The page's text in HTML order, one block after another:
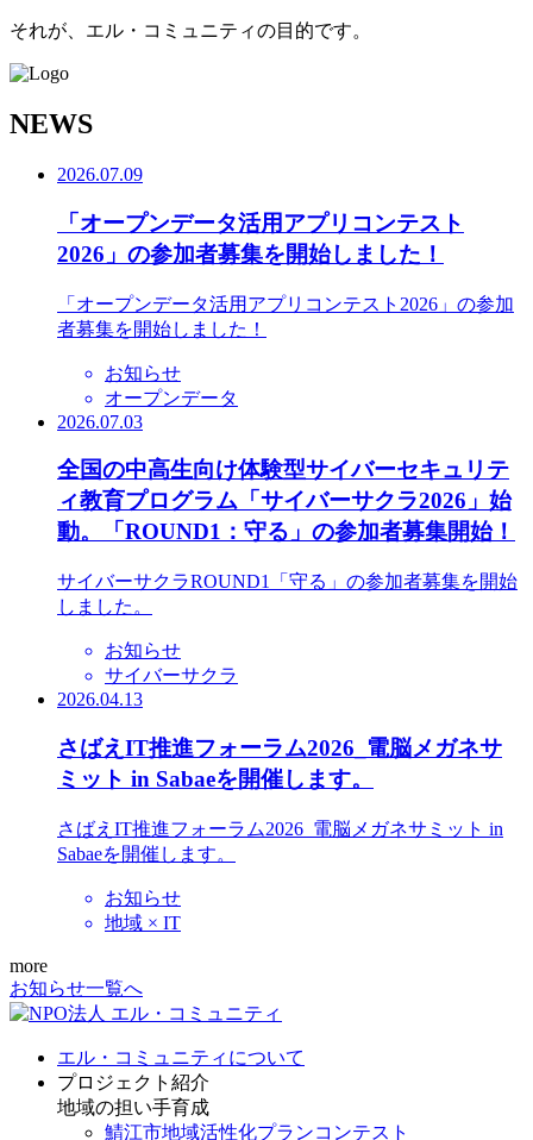
それが、エル・コミュニティの目的です。
NEWS
2026.07.09
「オープンデータ活用アプリコンテスト
2026」の参加者募集を開始しました！
「オープンデータ活用アプリコンテスト2026」の参加
者募集を開始しました！
お知らせ
オープンデータ
2026.07.03
全国の中高生向け体験型サイバーセキュリテ
ィ教育プログラム「サイバーサクラ2026」始
動。「ROUND1：守る」の参加者募集開始！
サイバーサクラROUND1「守る」の参加者募集を開始
しました。
お知らせ
サイバーサクラ
2026.04.13
さばえIT推進フォーラム2026_電脳メガネサ
ミット in Sabaeを開催します。
さばえIT推進フォーラム2026_電脳メガネサミット in
Sabaeを開催します。
お知らせ
地域 × IT
more
お知らせ一覧へ
エル・コミュニティについて
プロジェクト紹介
地域の担い手育成
鯖江市地域活性化プランコンテスト